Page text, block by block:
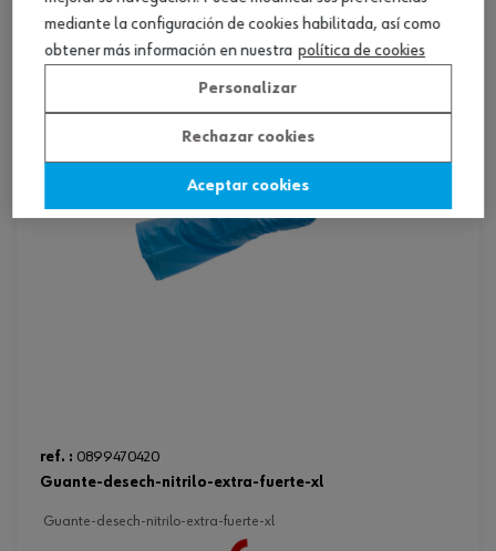
ref. : 0899470420
guante-desech-nitrilo-extra-fuerte-xl
guante-desech-nitrilo-extra-fuerte-xl
mediante la configuración de cookies habilitada, así como
obtener más información en nuestra política de cookies
Personalizar
Rechazar cookies
Aceptar cookies